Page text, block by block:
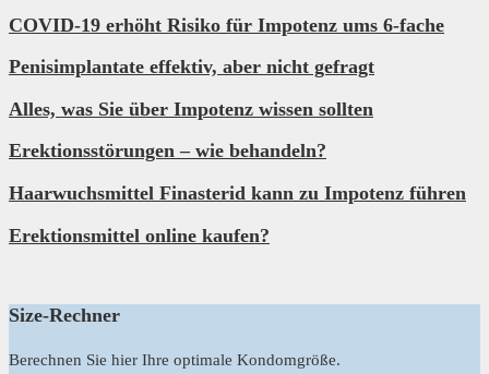
COVID-19 erhöht Risiko für Impotenz ums 6-fache
Penisimplantate effektiv, aber nicht gefragt
Alles, was Sie über Impotenz wissen sollten
Erektionsstörungen – wie behandeln?
Haarwuchsmittel Finasterid kann zu Impotenz führen
Erektionsmittel online kaufen?
Size-Rechner
Berechnen Sie hier Ihre optimale Kondomgröße.